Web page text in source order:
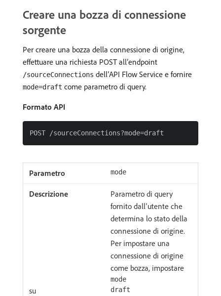
Creare una bozza di connessione
sorgente
Per creare una bozza della connessione di origine,
effettuare una richiesta POST all’endpoint
/sourceConnections dell’API Flow Service e fornire
mode=draft come parametro di query.
Formato API
mode
Parametro di query
fornito dall’utente che
determina lo stato della
connessione di origine.
Per impostare una
connessione di origine
come bozza, impostare
mode
su draft